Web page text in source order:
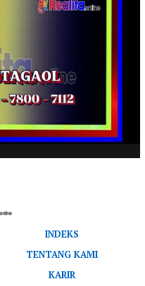
INDEKS
TENTANG KAMI
KARIR